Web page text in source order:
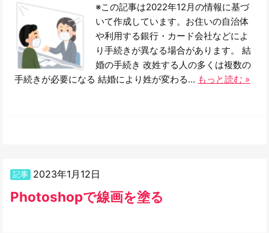
※この記事は2022年12月の情報に基づ
いて作成しています。お住いの自治体
や利用する銀行・カード会社などによ
り手続きが異なる場合があります。 結
婚の手続き 改姓する人の多くは複数の
手続きが必要になる 結婚により姓が変わる… もっと読む »
記事 2023年1月12日
Photoshopで線画を塗る